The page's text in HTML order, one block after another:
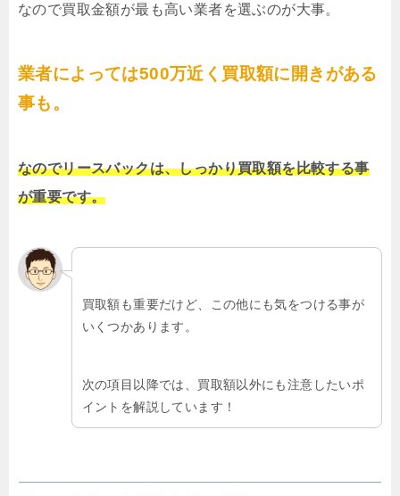
なので買取金額が最も高い業者を選ぶのが大事。
業者によっては500万近く買取額に開きがある
事も。
なのでリースバックは、しっかり買取額を比較する事
が重要です。
買取額も重要だけど、この他にも気をつける事が
いくつかあります。
次の項目以降では、買取額以外にも注意したいポ
イントを解説しています！